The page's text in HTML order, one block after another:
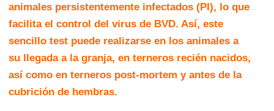
animales persistentemente infectados (PI), lo que
facilita el control del virus de BVD. Así, este
sencillo test puede realizarse en los animales a
su llegada a la granja, en terneros recién nacidos,
así como en terneros post-mortem y antes de la
cubrición de hembras.